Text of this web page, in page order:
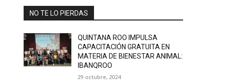
NO TE LO PIERDAS
QUINTANA ROO IMPULSA
CAPACITACIÓN GRATUITA EN
MATERIA DE BIENESTAR ANIMAL:
IBANQROO
29 octubre, 2024